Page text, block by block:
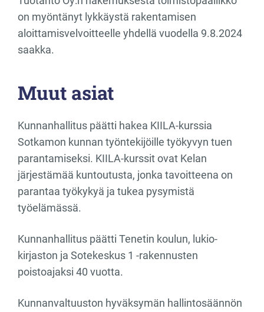
on myöntänyt lykkäystä rakentamisen
aloittamisvelvoitteelle yhdellä vuodella 9.8.2024
saakka.
Muut asiat
Kunnanhallitus päätti hakea KIILA-kurssia
Sotkamon kunnan työntekijöille työkyvyn tuen
parantamiseksi. KIILA-kurssit ovat Kelan
järjestämää kuntoutusta, jonka tavoitteena on
parantaa työkykyä ja tukea pysymistä
työelämässä.
Kunnanhallitus päätti Tenetin koulun, lukio-
kirjaston ja Sotekeskus 1 -rakennusten
poistoajaksi 40 vuotta.
Kunnanvaltuuston hyväksymän hallintosäännön